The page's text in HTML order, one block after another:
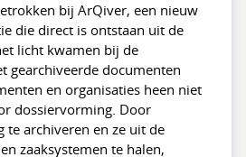
bij ArQiver, een nieuw
die direct is ontstaan uit de
licht kwamen bij de
gearchiveerde documenten
en organisaties heen niet
dossiervorming. Door
te archiveren en ze uit de
zaaksystemen te halen,